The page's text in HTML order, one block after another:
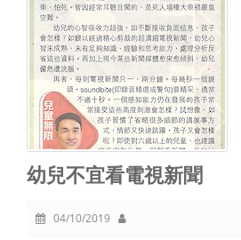
幼兒不宜看電視新聞
04/10/2019